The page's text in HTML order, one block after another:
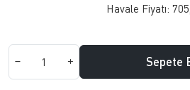
Havale Fiyatı:
Sepete